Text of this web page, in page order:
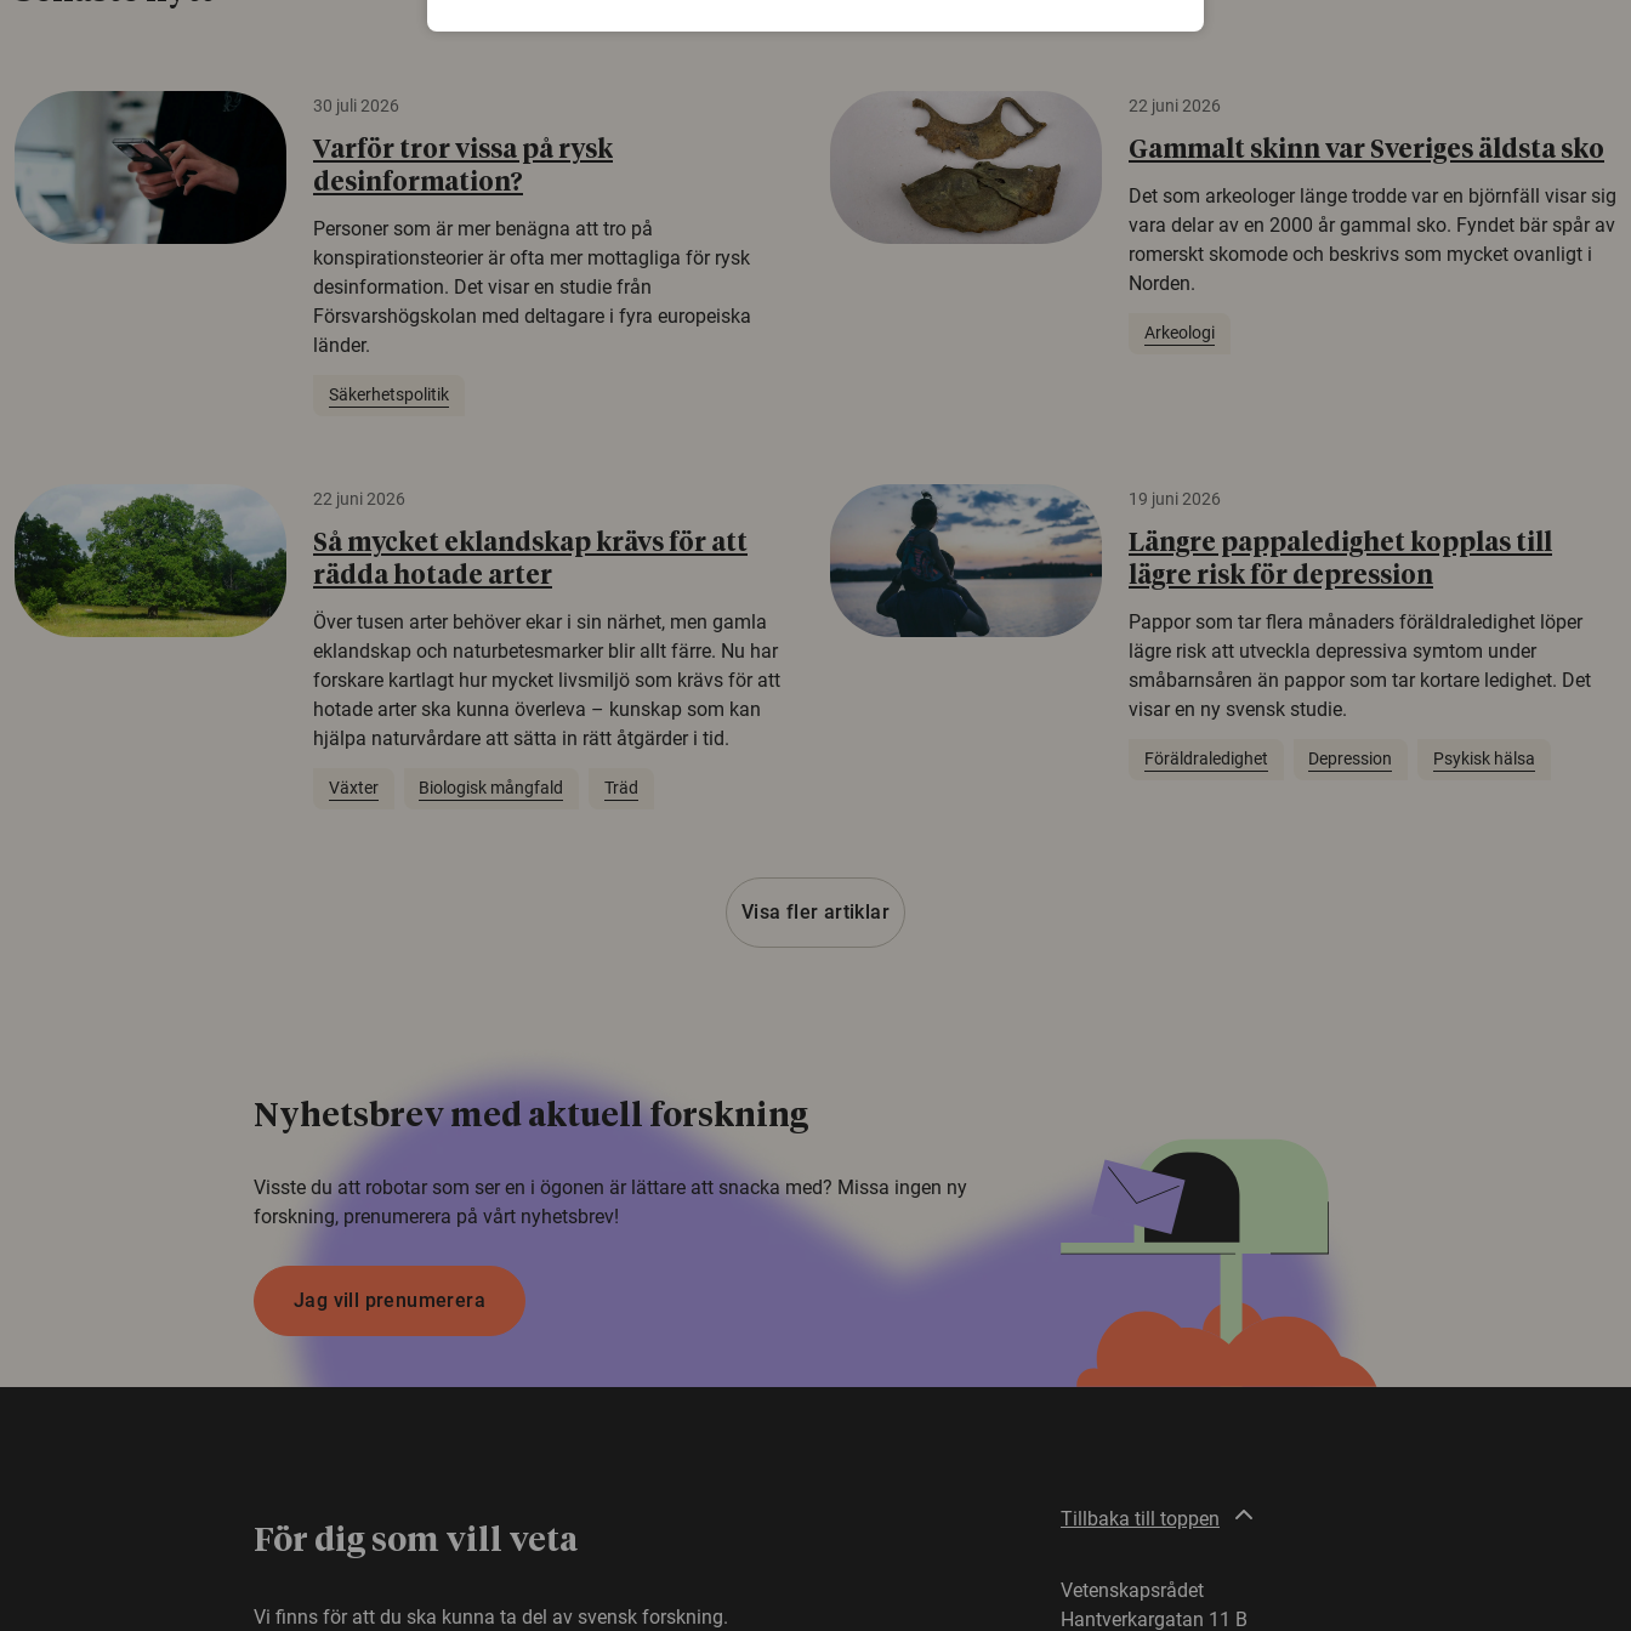
30 juli 2026
Varför tror vissa på rysk
desinformation?
Personer som är mer benägna att tro på
konspirationsteorier är ofta mer mottagliga för rysk
desinformation. Det visar en studie från
Försvarshögskolan med deltagare i fyra europeiska
länder.
Säkerhetspolitik
22 juni 2026
Gammalt skinn var Sveriges äldsta sko
Det som arkeologer länge trodde var en björnfäll visar sig
vara delar av en 2000 år gammal sko. Fyndet bär spår av
romerskt skomode och beskrivs som mycket ovanligt i
Norden.
Arkeologi
22 juni 2026
Så mycket eklandskap krävs för att
rädda hotade arter
Över tusen arter behöver ekar i sin närhet, men gamla
eklandskap och naturbetesmarker blir allt färre. Nu har
forskare kartlagt hur mycket livsmiljö som krävs för att
hotade arter ska kunna överleva – kunskap som kan
hjälpa naturvårdare att sätta in rätt åtgärder i tid.
Växter Biologisk mångfald Träd
19 juni 2026
Längre pappaledighet kopplas till
lägre risk för depression
Pappor som tar flera månaders föräldraledighet löper
lägre risk att utveckla depressiva symtom under
småbarnsåren än pappor som tar kortare ledighet. Det
visar en ny svensk studie.
Föräldraledighet Depression Psykisk hälsa
Visa fler artiklar
Nyhetsbrev med aktuell forskning
Visste du att robotar som ser en i ögonen är lättare att snacka med? Missa ingen ny
forskning, prenumerera på vårt nyhetsbrev!
Jag vill prenumerera
För dig som vill veta
Vi finns för att du ska kunna ta del av svensk forskning.
Tillbaka till toppen
Vetenskapsrådet
Hantverkargatan 11 B